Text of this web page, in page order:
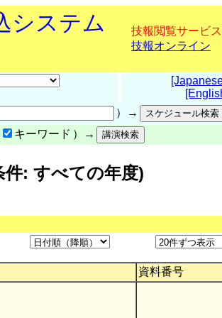
システム
技報閲覧サービス
技報オンライン
）→
キーワード ）→
: すべての年度)
資料番号